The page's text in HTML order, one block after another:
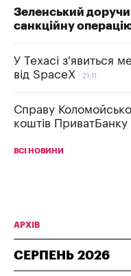
Зеленський
санкційну
У Техасі з'явиться
від SpaceX
21:11
Справу
коштів
ВСІ НОВИНИ
АРХІВ
СЕРПЕНЬ 2026